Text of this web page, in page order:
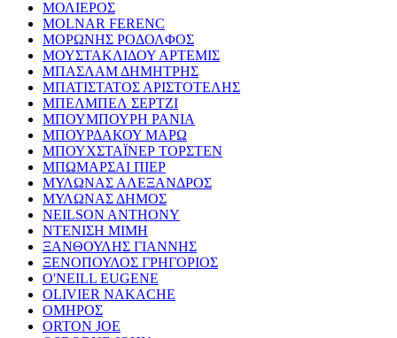
ΜΟΛΙΕΡΟΣ
MOLNAR FERENC
ΜΟΡΩΝΗΣ ΡΟΔΟΛΦΟΣ
ΜΟΥΣΤΑΚΛΙΔΟΥ ΑΡΤΕΜΙΣ
ΜΠΑΣΛΑΜ ΔΗΜΗΤΡΗΣ
ΜΠΑΤΙΣΤΑΤΟΣ ΑΡΙΣΤΟΤΕΛΗΣ
ΜΠΕΛΜΠΕΛ ΣΕΡΤΖΙ
ΜΠΟΥΜΠΟΥΡΗ ΡΑΝΙΑ
ΜΠΟΥΡΔΑΚΟΥ ΜΑΡΩ
ΜΠΟΥΧΣΤΑΪΝΕΡ ΤΟΡΣΤΕΝ
ΜΠΩΜΑΡΣΑΙ ΠΙΕΡ
ΜΥΛΩΝΑΣ ΑΛΕΞΑΝΔΡΟΣ
ΜΥΛΩΝΑΣ ΔΗΜΟΣ
NEILSON ANTHONY
ΝΤΕΝΙΣΗ ΜΙΜΗ
ΞΑΝΘΟΥΛΗΣ ΓΙΑΝΝΗΣ
ΞΕΝΟΠΟΥΛΟΣ ΓΡΗΓΟΡΙΟΣ
O'NEILL EUGENE
OLIVIER NAKACHE
ΟΜΗΡΟΣ
ORTON JOE